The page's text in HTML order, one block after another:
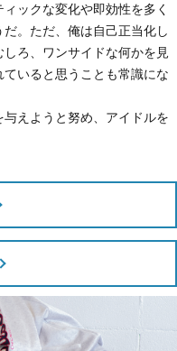
ックな変化や即効性を多く
。ただ、俺は自己正当化し
ろ、ワンサイドな何かを見
いると思うことも常識にな
えようと努め、アイドルを